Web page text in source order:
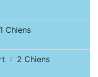
Chiens
: 2 Chiens